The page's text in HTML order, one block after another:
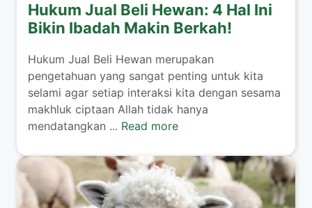
Hukum Jual Beli Hewan: 4 Hal Ini
Bikin Ibadah Makin Berkah!
​Hukum Jual Beli Hewan merupakan
pengetahuan yang sangat penting untuk kita
selami agar setiap interaksi kita dengan sesama
makhluk ciptaan Allah tidak hanya
mendatangkan ... Read more